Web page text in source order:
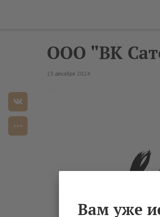
ООО "ВК
23 декабря 2024
Вам уже